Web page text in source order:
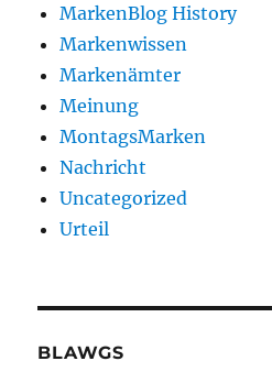
MarkenBlog History
Markenwissen
Markenämter
Meinung
MontagsMarken
Nachricht
Uncategorized
Urteil
BLAWGS